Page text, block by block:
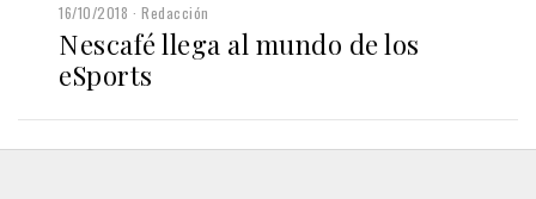
16/10/2018 Redacción
Nescafé llega al mundo de los
eSports